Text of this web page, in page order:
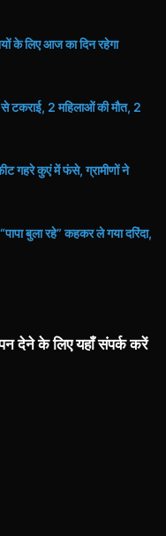
के लिए आज का दिन रहेगा
टकराई, 2 महिलाओं की मौत, 2
गहरे कुएं में फंसे, ग्रामीणों ने
बुला रहे” कहकर ले गया दरिंदा,
देने के लिए यहाँ संपर्क करें